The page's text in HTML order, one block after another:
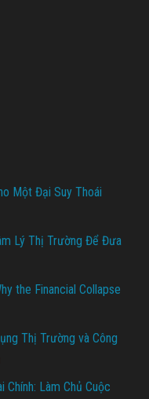
Một Đại Suy Thoái
Lý Thị Trường Để Đưa
the Financial Collapse
Thị Trường và Công
Chính: Làm Chủ Cuộc